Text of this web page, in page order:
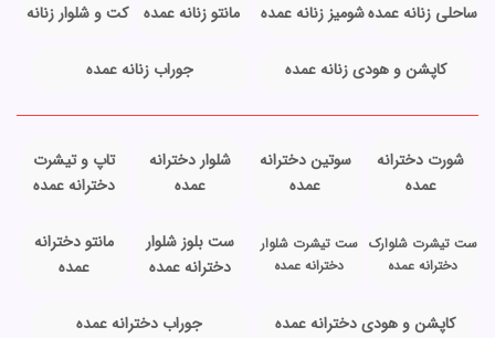
ساحلی زنانه عمدهشومیز زنانه عمده مانتو زنانه عمده کت و شلوار زنانه
کاپشن و هودی زنانه عمده جوراب زنانه عمده
شورت دخترانه
عمده
سوتین دخترانه
عمده
شلوار دخترانه
عمده
تاپ و تیشرت
دخترانه عمده
ست تیشرت شلوارک
دخترانه عمده
ست تیشرت شلوار
دخترانه عمده
ست بلوز شلوار
دخترانه عمده
مانتو دخترانه
عمده
کاپشن و هودی دخترانه عمده جوراب دخترانه عمده